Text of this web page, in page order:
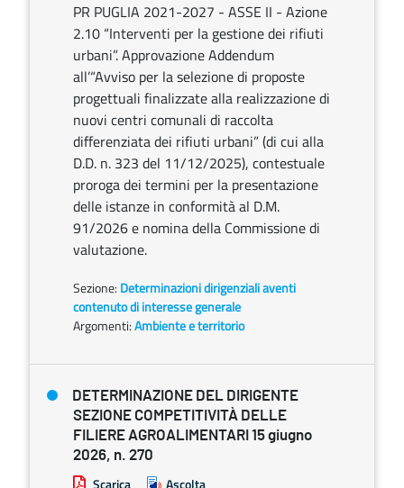
PR PUGLIA 2021-2027 - ASSE II - Azione
2.10 “Interventi per la gestione dei rifiuti
urbani”. Approvazione Addendum
all’“Avviso per la selezione di proposte
progettuali finalizzate alla realizzazione di
nuovi centri comunali di raccolta
differenziata dei rifiuti urbani” (di cui alla
D.D. n. 323 del 11/12/2025), contestuale
proroga dei termini per la presentazione
delle istanze in conformità al D.M.
91/2026 e nomina della Commissione di
valutazione.
Sezione: Determinazioni dirigenziali aventi
contenuto di interesse generale
Argomenti:Ambiente e territorio
DETERMINAZIONE DEL DIRIGENTE
SEZIONE COMPETITIVITÀ DELLE
FILIERE AGROALIMENTARI 15 giugno
2026, n. 270
Scarica Ascolta